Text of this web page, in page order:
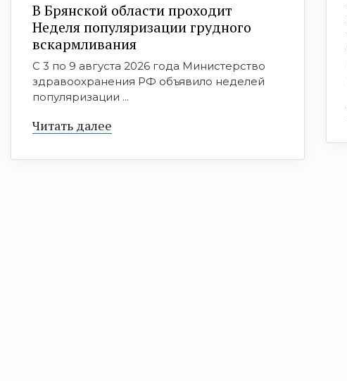
В Брянской области проходит
Неделя популяризации грудного
вскармливания
С 3 по 9 августа 2026 года Министерство
здравоохранения РФ объявило неделей
популяризации ...
Читать далее